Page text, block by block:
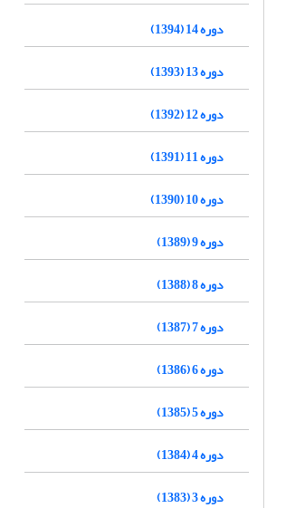
دوره 14 (1394)
دوره 13 (1393)
دوره 12 (1392)
دوره 11 (1391)
دوره 10 (1390)
دوره 9 (1389)
دوره 8 (1388)
دوره 7 (1387)
دوره 6 (1386)
دوره 5 (1385)
دوره 4 (1384)
دوره 3 (1383)